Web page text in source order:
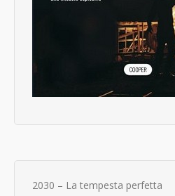
2030 – La tempesta perfetta